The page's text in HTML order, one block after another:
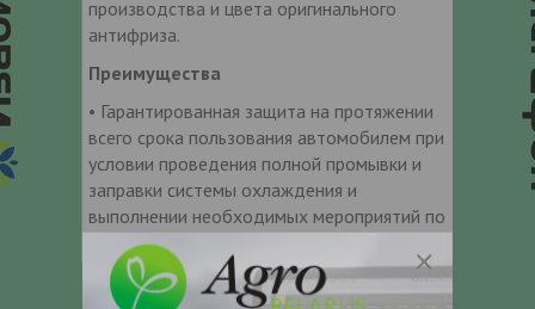
производства и цвета оригинального
антифриза.
Преимущества
• Гарантированная защита на протяжении
всего срока пользования автомобилем при
условии проведения полной промывки и
заправки системы охлаждения и
выполнении необходимых мероприятий по
техобслуживанию*
• Подходит для всех американских,